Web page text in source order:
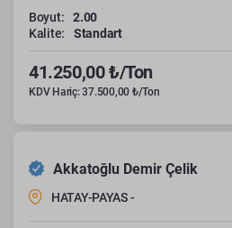
Boyut:
2.00
Kalite:
Standart
41.250,00 ₺/Ton
KDV Hariç: 37.500,00 ₺/Ton
Akkatoğlu Demir Çelik
HATAY-PAYAS -